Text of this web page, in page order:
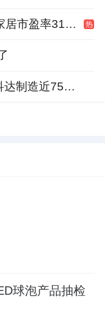
9连板后复牌再涨停！爱丽家居市盈率318倍，跨界收购案尚未落地 热
溢价220%并购关联资产，科达制造近75亿元重组被否
球泡产品抽检